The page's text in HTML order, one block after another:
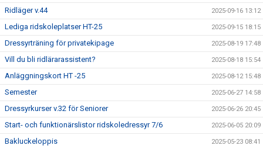
Ridläger v.44 2025-09-16 13:12
Lediga ridskoleplatser HT-25 2025-09-15 18:15
Dressyrträning för privatekipage 2025-08-19 17:48
Vill du bli ridlärarassistent? 2025-08-18 15:54
Anläggningskort HT -25 2025-08-12 15:48
Semester 2025-06-27 14:58
Dressyrkurser v.32 för Seniorer 2025-06-26 20:45
Start- och funktionärslistor ridskoledressyr 7/6 2025-06-05 20:09
Bakluckeloppis 2025-05-23 08:41